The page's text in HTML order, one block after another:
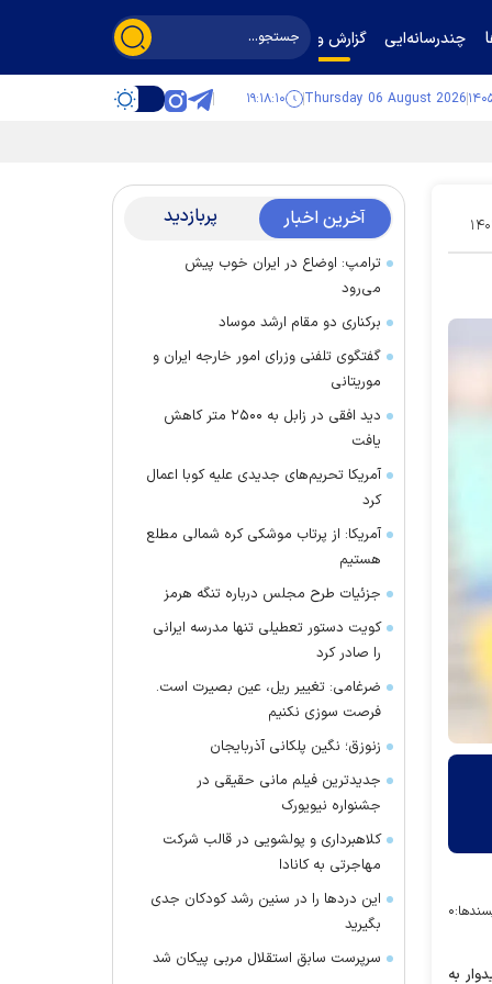
چندرسانه‌ایی گزارش و گفت‌وگو
Thursday 06 August 2026 ۱۹:۱۸:۱۱
۲۹
۰
به
آخرین اخبار پربازدید
ترامپ: اوضاع در ایران خوب پیش
می‌رود
برکناری دو مقام ارشد موساد
گفتگوی تلفنی وزرای امور خارجه ایران و
موریتانی
دید افقی در زابل به ۲۵۰۰ متر کاهش
یافت
آمریکا تحریم‌های جدیدی علیه کوبا اعمال
کرد
آمریکا: از پرتاب موشکی کره شمالی مطلع
هستیم
جزئیات طرح مجلس درباره تنگه هرمز
کویت دستور تعطیلی تنها مدرسه ایرانی
را صادر کرد
ضرغامی: تغییر ریل، عین بصیرت است.
فرصت سوزی نکنیم
زنوزق؛ نگین پلکانی آذربایجان
جدیدترین فیلم مانی حقیقی در
جشنواره نیویورک
کلاهبرداری و پولشویی در قالب شرکت
مهاجرتی به کانادا
این درد‌ها را در سنین رشد کودکان جدی
بگیرید
سرپرست سابق استقلال مربی پیکان شد